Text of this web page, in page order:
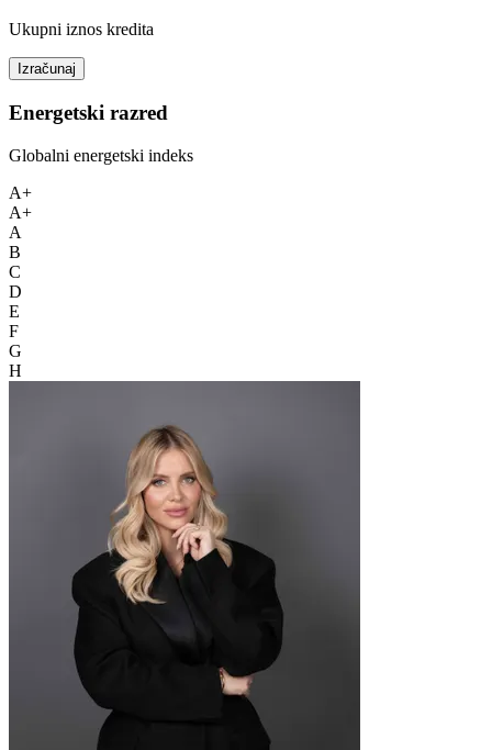
Ukupni iznos kredita
Izračunaj
Energetski razred
Globalni energetski indeks
A+
A+
A
B
C
D
E
F
G
H